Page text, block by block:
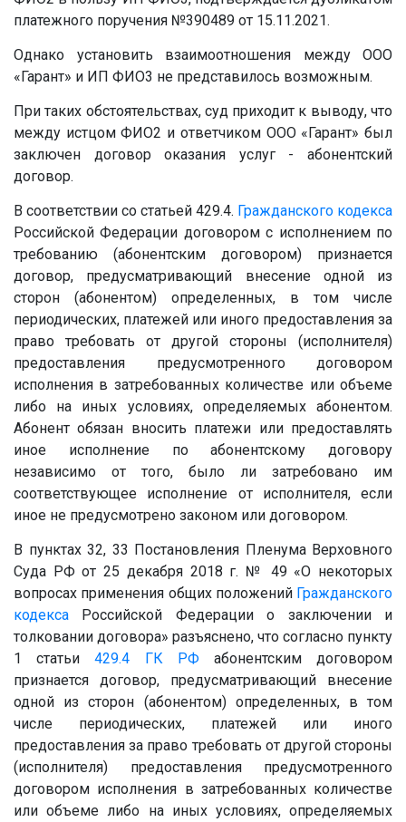
платежного поручения №390489 от 15.11.2021.
Однако установить взаимоотношения между ООО
«Гарант» и ИП ФИО3 не представилось возможным.
При таких обстоятельствах, суд приходит к выводу, что
между истцом ФИО2 и ответчиком ООО «Гарант» был
заключен договор оказания услуг - абонентский
договор.
В соответствии со статьей 429.4. Гражданского кодекса
Российской Федерации договором с исполнением по
требованию (абонентским договором) признается
договор, предусматривающий внесение одной из
сторон (абонентом) определенных, в том числе
периодических, платежей или иного предоставления за
право требовать от другой стороны (исполнителя)
предоставления предусмотренного договором
исполнения в затребованных количестве или объеме
либо на иных условиях, определяемых абонентом.
Абонент обязан вносить платежи или предоставлять
иное исполнение по абонентскому договору
независимо от того, было ли затребовано им
соответствующее исполнение от исполнителя, если
иное не предусмотрено законом или договором.
В пунктах 32, 33 Постановления Пленума Верховного
Суда РФ от 25 декабря 2018 г. № 49 «О некоторых
вопросах применения общих положений Гражданского
кодекса Российской Федерации о заключении и
толковании договора» разъяснено, что согласно пункту
1 статьи429.4 ГК РФабонентским договором
признается договор, предусматривающий внесение
одной из сторон (абонентом) определенных, в том
числе периодических, платежей или иного
предоставления за право требовать от другой стороны
(исполнителя) предоставления предусмотренного
договором исполнения в затребованных количестве
или объеме либо на иных условиях, определяемых